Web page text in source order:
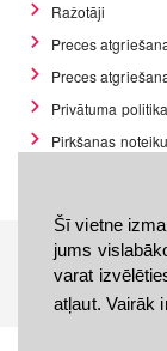
Šī vietne
jums
varat
atļaut. Vairāk
Ražotāji
Preces
Preces
Privātuma politika
Pirkšanas
Visas tiesības
Jebkuras
atļaujas, stingri